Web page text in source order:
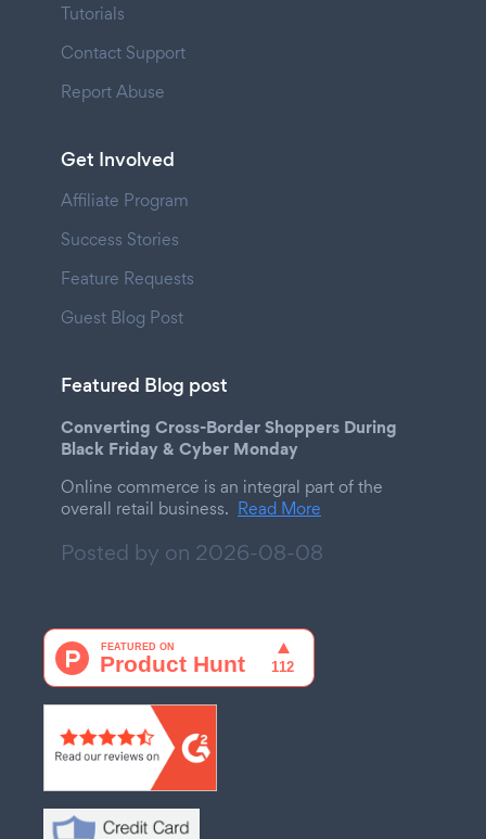
Tutorials
Contact Support
Report Abuse
Get Involved
Affiliate Program
Success Stories
Feature Requests
Guest Blog Post
Featured Blog post
Converting Cross-Border Shoppers During
Black Friday & Cyber Monday
Online commerce is an integral part of the
overall retail business. Read More
Posted by on 2026-08-08